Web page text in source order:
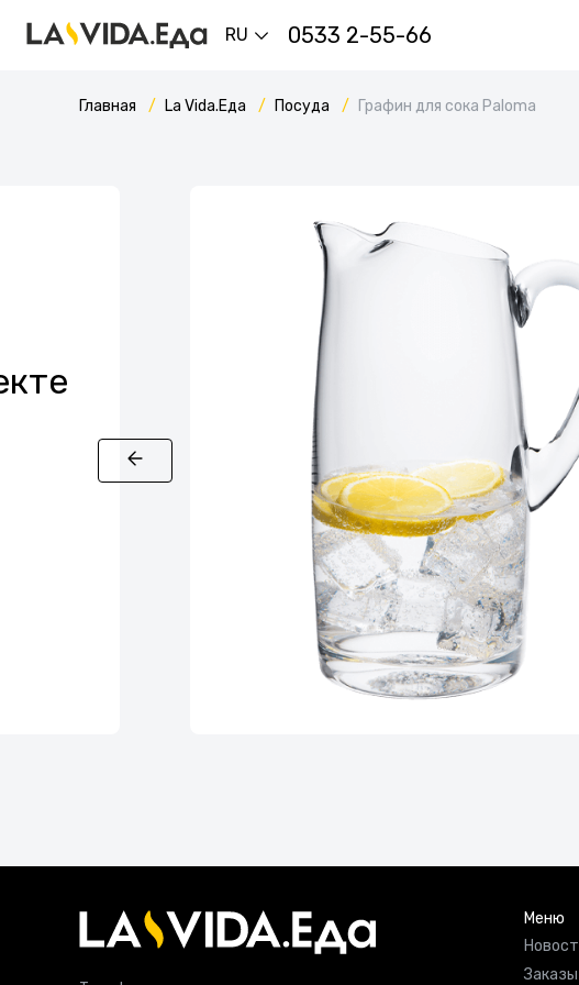
RU 0533 2-55-66
Главная La Vida.Еда Посуда Графин для сока Paloma
Меню
Заказы